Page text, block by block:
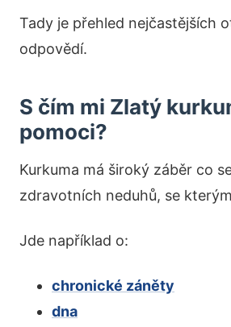
Tady je přehled nejčastějších
odpovědí.
S čím mi Zlatý
pomoci?
Kurkuma má široký záběr co
zdravotních neduhů, se
Jde například o:
chronické záněty
dna